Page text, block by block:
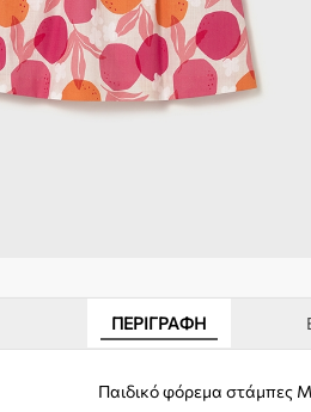
ΠΕΡΙΓΡΑΦΉ
Παιδικό φόρεμα στάμπες